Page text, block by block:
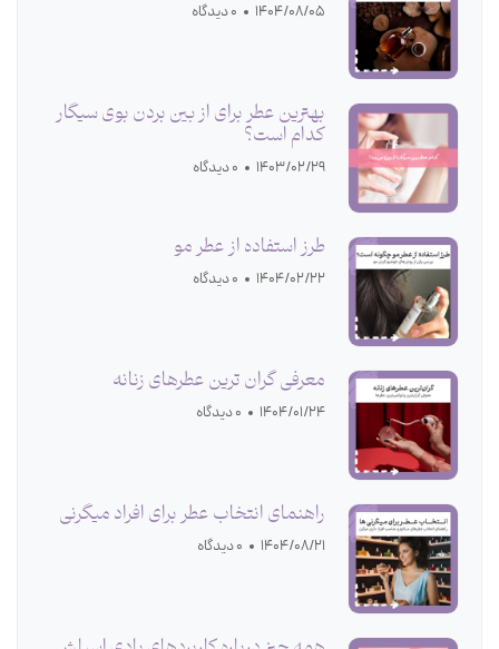
1404/08/05 0 دیدگاه
بهترین عطر برای از بین بردن بوی سیگار
کدام است؟
1403/02/29 0 دیدگاه
طرز استفاده از عطر مو
1404/02/22 0 دیدگاه
معرفی گران ترین عطرهای زنانه
1404/01/24 0 دیدگاه
راهنمای انتخاب عطر برای افراد میگرنی
1404/08/21 0 دیدگاه